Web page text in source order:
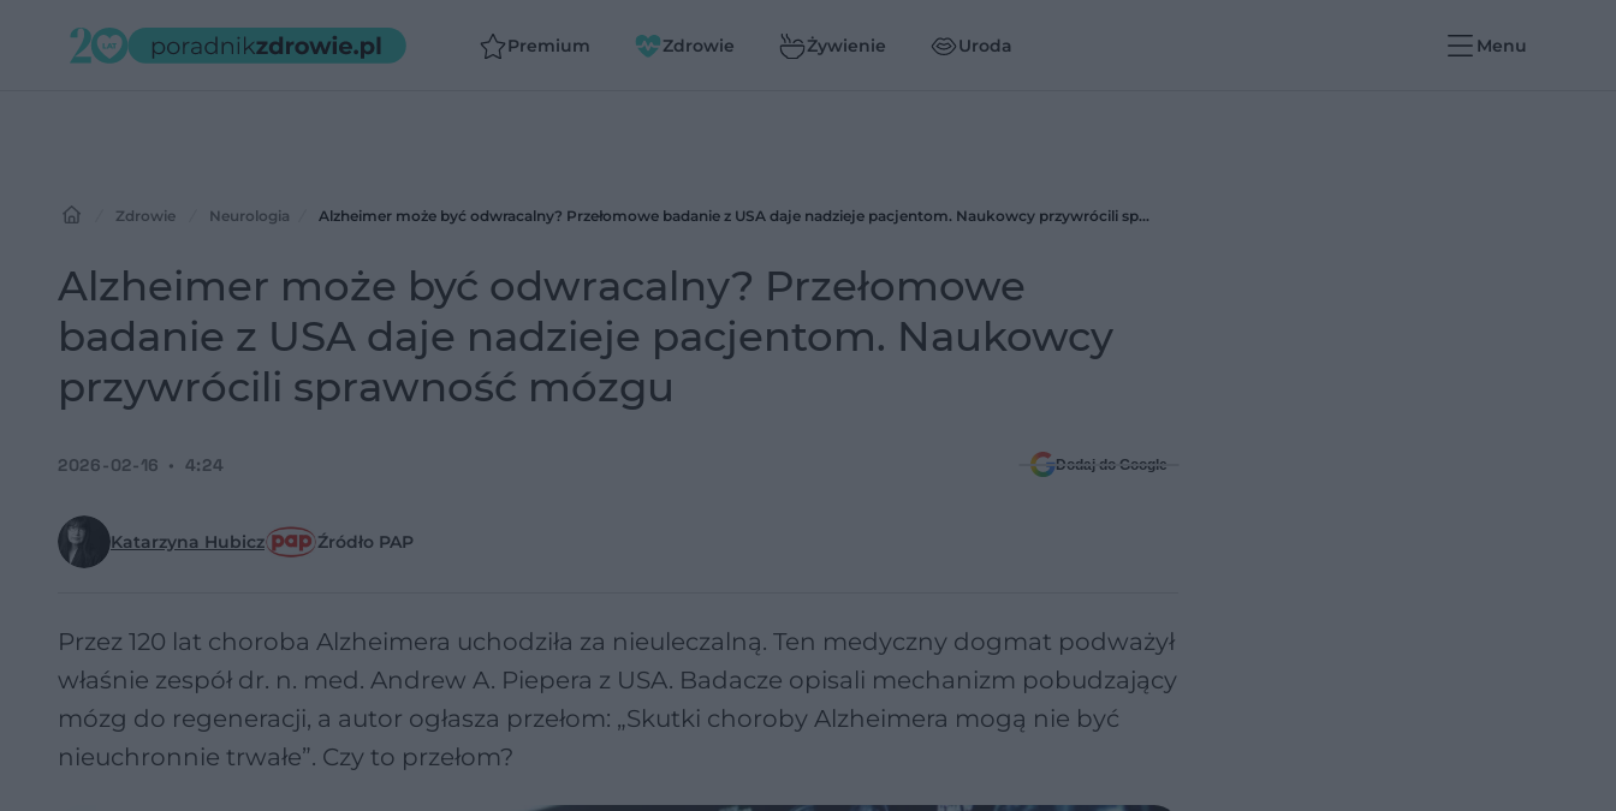
Premium Zdrowie Żywienie Uroda Menu
Zdrowie Neurologia Alzheimer może być odwracalny? Przełomowe badanie z USA daje nadzieje pacjentom. Naukowcy przywrócili sprawność mózgu
Alzheimer może być odwracalny? Przełomowe
badanie z USA daje nadzieje pacjentom. Naukowcy
przywrócili sprawność mózgu
Katarzyna Hubicz Źródło PAP
2026-02-16 4:24 Dodaj do Google
Przez 120 lat choroba Alzheimera uchodziła za nieuleczalną. Ten medyczny dogmat podważył
właśnie zespół dr. n. med. Andrew A. Piepera z USA. Badacze opisali mechanizm pobudzający
mózg do regeneracji, a autor ogłasza przełom: „Skutki choroby Alzheimera mogą nie być
nieuchronnie trwałe”. Czy to przełom?